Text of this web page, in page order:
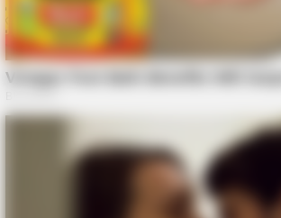
Rare Elephant Birth—Then Nature Delivered